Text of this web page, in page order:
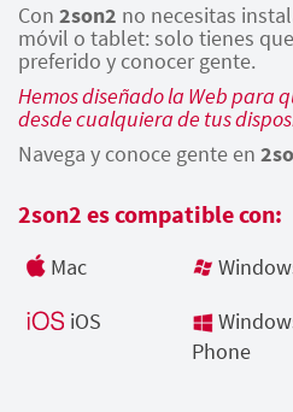
Con 2son2 no necesitas
móvil o tablet: solo tienes
preferido y conocer gente.
Hemos diseñado la Web para
desde cualquiera de tus
Navega y conoce gente en
2son2 es compatible con:
Mac
iOS
Phone